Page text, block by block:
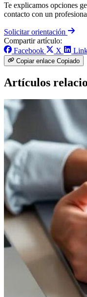
Te explicamos opciones
contacto con un
Solicitar orientación
Compartir artículo:
Facebook
X
Copiar enlace Copiado
Artículos